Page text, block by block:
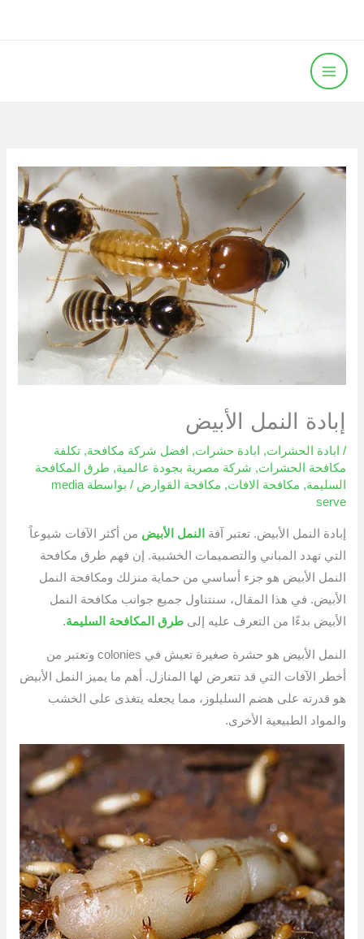
المحتوى
إبادة النمل الأبيض
/ ابادة الحشرات, ابادة حشرات, افضل شركة مكافحة,تكلفة
مكافحة الحشرات, شركة مصرية بجودة عالمية, طرق المكافحة
السليمة, مكافحة الافات, مكافحة القوارض / بواسطة media
serve
إبادة النمل الأبيض. تعتبر آفة النمل الأبيض من أكثر الآفات شيوعاً
التي تهدد المباني والتصميمات الخشبية. إن فهم طرق مكافحة
النمل الأبيض هو جزء أساسي من حماية منزلك ومكافحة النمل
الأبيض. في هذا المقال، سنتناول جميع جوانب مكافحة النمل
الأبيض بدءًا من التعرف عليه إلىطرق المكافحة السليمة.
النمل الأبيض هو حشرة صغيرة تعيش في colonies وتعتبر من
أخطر الآفات التي قد تتعرض لها المنازل. أهم ما يميز النمل الأبيض
هو قدرته على هضم السليلوز، مما يجعله يتغذى على الخشب
والمواد الطبيعية الأخرى.